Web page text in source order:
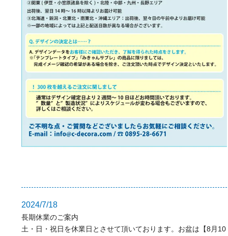
2024/7/18
長期休業のご案内
土・日・祝日を休業日とさせて頂いております。お盆は【8月10